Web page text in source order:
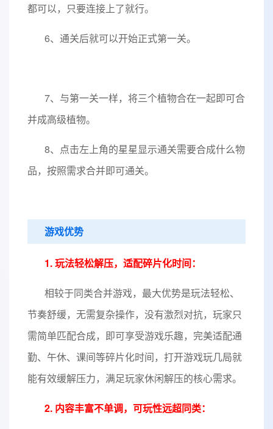
都可以，只要连接上了就行。
6、通关后就可以开始正式第一关。
7、与第一关一样，将三个植物合在一起即可合
并成高级植物。
8、点击左上角的星星显示通关需要合成什么物
品，按照需求合并即可通关。
游戏优势
1. 玩法轻松解压，适配碎片化时间：
相较于同类合并游戏，最大优势是玩法轻松、
节奏舒缓，无需复杂操作，没有激烈对抗，玩家只
需简单匹配合成，即可享受游戏乐趣，完美适配通
勤、午休、课间等碎片化时间，打开游戏玩几局就
能有效缓解压力，满足玩家休闲解压的核心需求。
2. 内容丰富不单调，可玩性远超同类：